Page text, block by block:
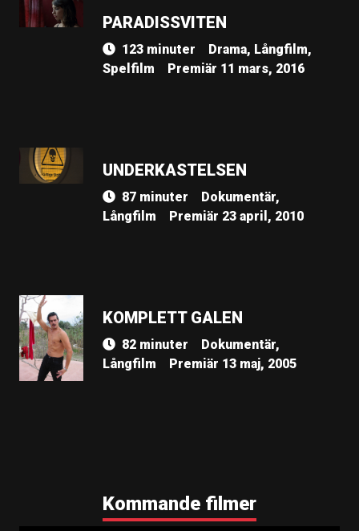
PARADISSVITEN
123 minuter
Drama, Långfilm,
Spelfilm
Premiär 11 mars, 2016
UNDERKASTELSEN
87 minuter
Dokumentär,
Långfilm
Premiär 23 april, 2010
KOMPLETT GALEN
82 minuter
Dokumentär,
Långfilm
Premiär 13 maj, 2005
Kommande filmer